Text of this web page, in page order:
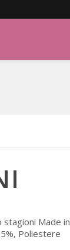
stagioni Made in
Poliestere